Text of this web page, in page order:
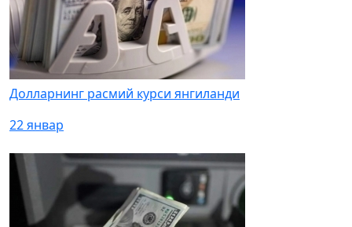
Долларнинг расмий курси янгиланди
22 январ